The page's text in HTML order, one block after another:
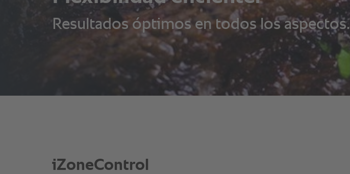
Resultados óptimos en todos los aspectos.